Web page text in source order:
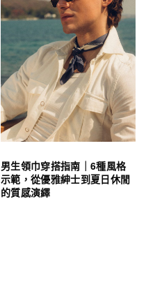
男生領巾穿搭指南｜6種風格
示範，從優雅紳士到夏日休閒
的質感演繹